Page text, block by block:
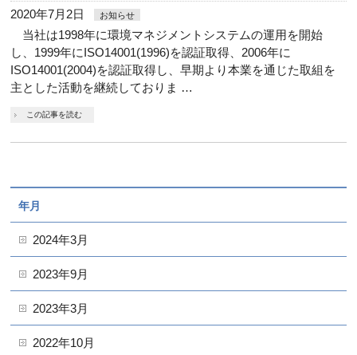
2020年7月2日 お知らせ
当社は1998年に環境マネジメントシステムの運用を開始
し、1999年にISO14001(1996)を認証取得、2006年に
ISO14001(2004)を認証取得し、早期より本業を通じた取組を
主とした活動を継続しておりま …
この記事を読む
年月
2024年3月
2023年9月
2023年3月
2022年10月